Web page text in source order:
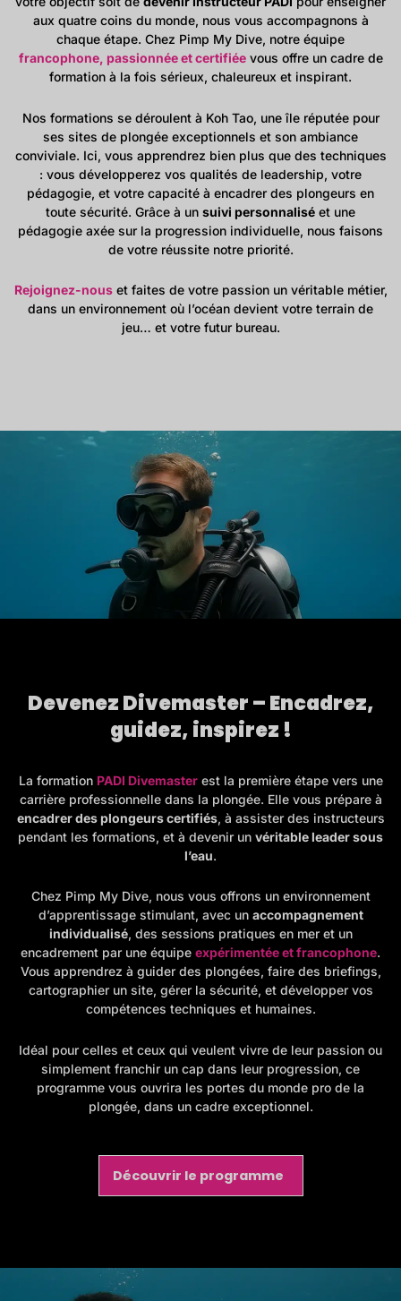
aux quatre coins du monde, nous vous accompagnons à
chaque étape. Chez Pimp My Dive, notre équipe
francophone, passionnée et certifiéevous offre un cadre de
formation à la fois sérieux, chaleureux et inspirant.
Nos formations se déroulent à Koh Tao, une île réputée pour
ses sites de plongée exceptionnels et son ambiance
conviviale. Ici, vous apprendrez bien plus que des techniques
: vous développerez vos qualités de leadership, votre
pédagogie, et votre capacité à encadrer des plongeurs en
toute sécurité. Grâce à un suivi personnalisé et une
pédagogie axée sur la progression individuelle, nous faisons
de votre réussite notre priorité.
Rejoignez-nouset faites de votre passion un véritable métier,
dans un environnement où l’océan devient votre terrain de
jeu… et votre futur bureau.
Devenez Divemaster – Encadrez,
guidez, inspirez !
La formation PADI Divemasterest la première étape vers une
carrière professionnelle dans la plongée. Elle vous prépare à
encadrer des plongeurs certifiés, à assister des instructeurs
pendant les formations, et à devenir un véritable leader sous
l’eau.
Chez Pimp My Dive, nous vous offrons un environnement
d’apprentissage stimulant, avec un accompagnement
individualisé, des sessions pratiques en mer et un
encadrement par une équipe expérimentée et francophone.
Vous apprendrez à guider des plongées, faire des briefings,
cartographier un site, gérer la sécurité, et développer vos
compétences techniques et humaines.
Idéal pour celles et ceux qui veulent vivre de leur passion ou
simplement franchir un cap dans leur progression, ce
programme vous ouvrira les portes du monde pro de la
plongée, dans un cadre exceptionnel.
Découvrir le programme